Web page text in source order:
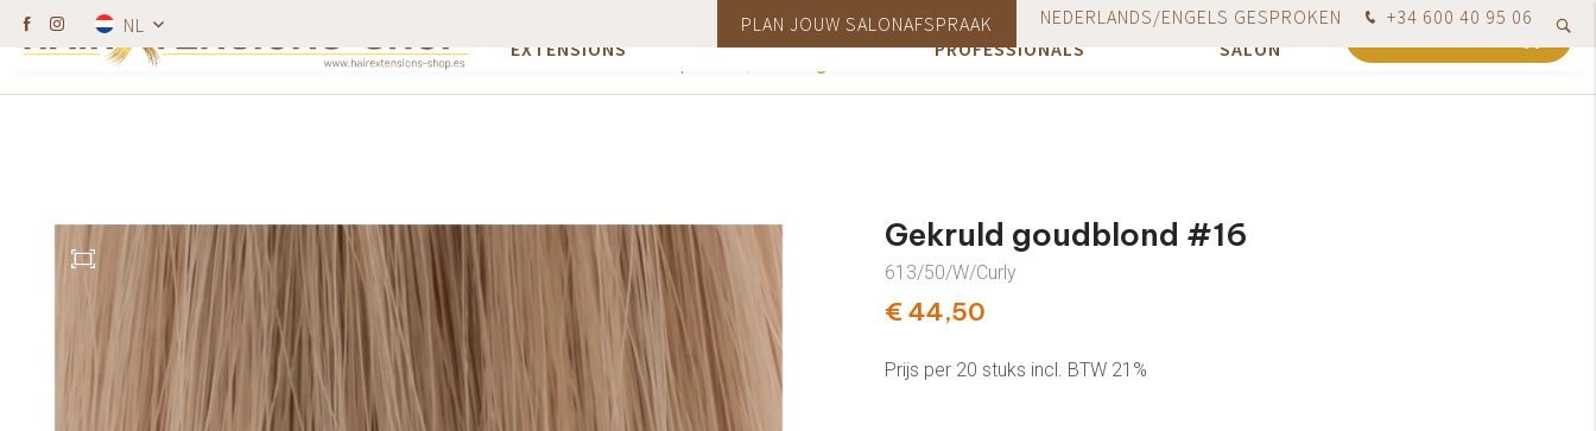
NL +34 600 40 95 06
PLAN JOUW SALONAFSPRAAK NEDERLANDS/ENGELS GESPROKEN
EXTENSIONS
BENODIGDHEDEN
INFORMATIE VOOR
PROFESSIONALS
ONZE
SALON
Kappers krijgen korting. Een gratis product bij bestellingen vanaf €75 Vandaag besteld, uiterlijk de volgende werkdag verzonden
Gekruld goudblond #16
Gekruld goudblond #16
613/50/W/Curly
€ 44,50
Prijs per 20 stuks incl. BTW 21%